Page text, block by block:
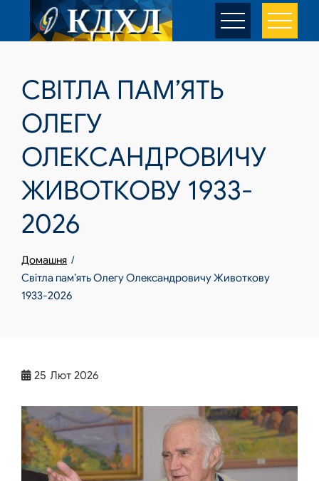
СВІТЛА ПАМ’ЯТЬ
ОЛЕГУ
ОЛЕКСАНДРОВИЧУ
ЖИВОТКОВУ 1933-
2026
Домашня
Світла пам’ять Олегу Олександровичу Животкову
1933-2026
25 Лют 2026